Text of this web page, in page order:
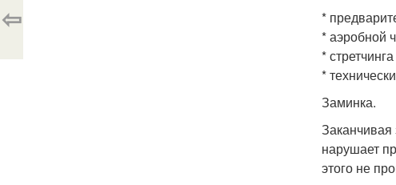
*
* аэробной
*
*
Заминка.
Заканчивая
нарушает
этого не
⇦